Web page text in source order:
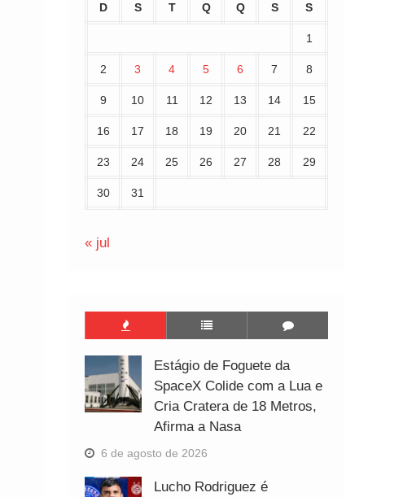
D S T Q Q S S
1
2 3 4 5 6 7 8
9 10 11 12 13 14 15
16 17 18 19 20 21 22
23 24 25 26 27 28 29
30 31
« jul
Estágio de Foguete da
SpaceX Colide com a Lua e
Cria Cratera de 18 Metros,
Afirma a Nasa
6 de agosto de 2026
Lucho Rodriguez é